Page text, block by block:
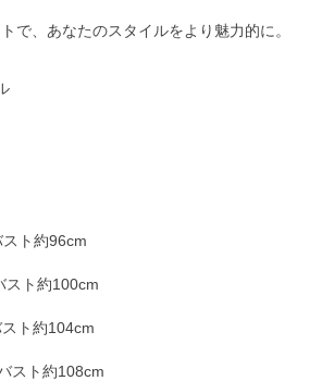
で、あなたのスタイルをより魅力的に。
ト約96cm
スト約100cm
ト約104cm
スト約108cm